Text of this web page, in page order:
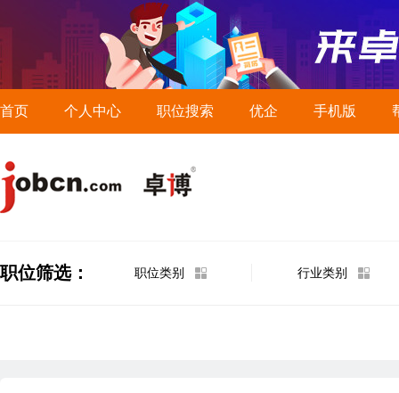
首页 个人中心 职位搜索 优企 手机版
职位筛选： 职位类别 行业类别